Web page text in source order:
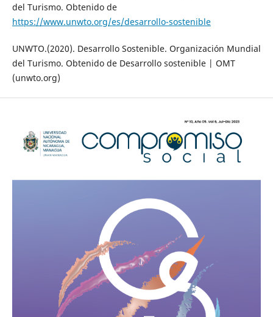
del Turismo. Obtenido de
https://www.unwto.org/es/desarrollo-sostenible
UNWTO.(2020). Desarrollo Sostenible. Organización Mundial
del Turismo. Obtenido de Desarrollo sostenible | OMT
(unwto.org)